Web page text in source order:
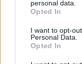
grant or deny
use your data for
consent section.
personal data.
Opted In
I want to opt-
Personal Data.
Opted In
cómo funcionan las
mejor perspectiva de